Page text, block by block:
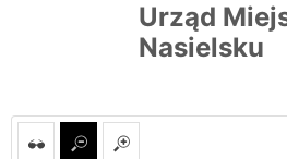
Urząd
Nasielsku